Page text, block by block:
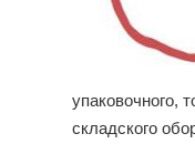
упаковочного,
складского